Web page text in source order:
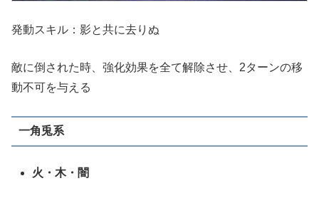
発動スキル：影と共に去りぬ
敵に倒された時、強化効果を全て解除させ、2ターンの移
動不可を与える
一角兎系
火・木・闇